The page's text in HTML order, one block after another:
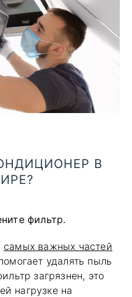
В
фильтр.
самых важных частей
удалять пыль
загрязнен, это
нагрузке на